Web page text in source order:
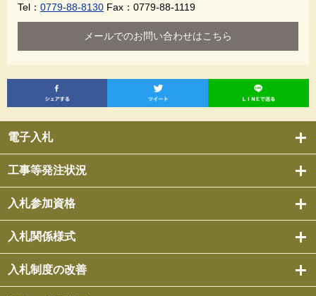
電子入札
工事等発注状況
入札参加資格
入札関係様式
入札制度の改善
Tel： 0779-88-8130 Fax：0779-88-1119
メールでのお問い合わせはこちら